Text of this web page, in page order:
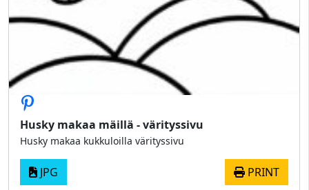
Husky makaa mäillä - värityssivu
Husky makaa kukkuloilla värityssivu
JPG PRINT